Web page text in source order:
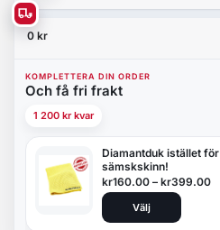
0 kr
KOMPLETTERA DIN ORDER
Och få fri frakt
1 200 kr kvar
Diamantduk istället för
sämskskinn!
kr160.00 – kr399.00
Välj